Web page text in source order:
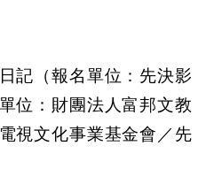
記（報名單位：先決影
位：財團法人富邦文教
視文化事業基金會／先